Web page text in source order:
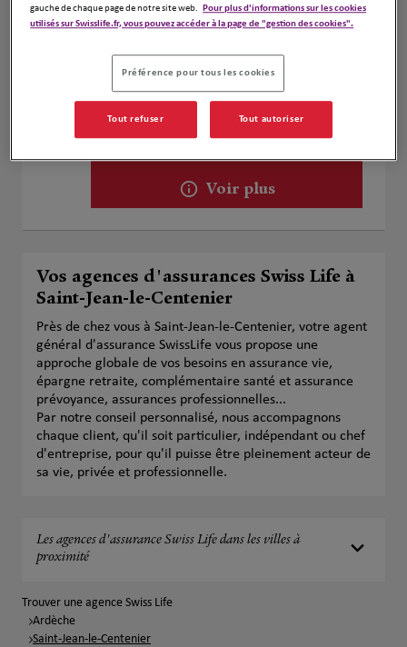
Didier Paulin Assurances
3 Montee St Martin
Fermé aujourd'hui
Voir plus
Vos agences d'assurances Swiss Life à
Saint-Jean-le-Centenier
Près de chez vous à Saint-Jean-le-Centenier, votre agent
général d'assurance SwissLife vous propose une
approche globale de vos besoins en assurance vie,
épargne retraite, complémentaire santé et assurance
prévoyance, assurances professionnelles...
Par notre conseil personnalisé, nous accompagnons
chaque client, qu'il soit particulier, indépendant ou chef
d'entreprise, pour qu'il puisse être pleinement acteur de
sa vie, privée et professionnelle.
Les agences d'assurance Swiss Life dans les villes à
proximité
Trouver une agence Swiss Life
Ardèche
Saint-Jean-le-Centenier
gauche de chaque page de notre site web. Pour plus d'informations sur les cookies
utilisés sur Swisslife.fr, vous pouvez accéder à la page de "gestion des cookies".
Préférence pour tous les cookies
Tout refuser Tout autoriser